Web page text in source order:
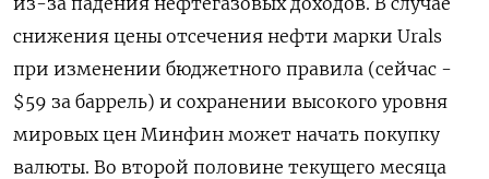
снижения цены отсечения нефти марки ‌Urals
при изменении бюджетного правила (сейчас -
$59 за баррель) и сохранении высокого уровня
мировых цен Минфин может начать ‌покупку
валюты. Во второй половине текущего месяца